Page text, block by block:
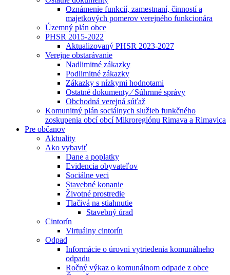
Oznámenie funkcií, zamestnaní, činností a
majetkových pomerov verejného funkcionára
Územný plán obce
PHSR 2015-2022
Aktualizovaný PHSR 2023-2027
Verejne obstarávanie
Nadlimitné zákazky
Podlimitné zákazky
Zákazky s nízkymi hodnotami
Ostatné dokumenty ⁄ Súhrnné správy
Obchodná verejná súťaž
Komunitný plán sociálnych služieb funkčného
zoskupenia obcí obcí Mikroregiónu Rimava a Rimavica
Pre občanov
Aktuality
Ako vybaviť
Dane a poplatky
Evidencia obyvateľov
Sociálne veci
Stavebné konanie
Životné prostredie
Tlačivá na stiahnutie
Stavebný úrad
Cintorín
Virtuálny cintorín
Odpad
Informácie o úrovni vytriedenia komunálneho
odpadu
Ročný výkaz o komunálnom odpade z obce